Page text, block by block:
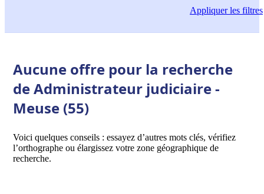
Appliquerles filtres
Aucune offre pour la recherche
de Administrateur judiciaire -
Meuse (55)
Voici quelques conseils : essayez d’autres mots clés, vérifiez
l’orthographe ou élargissez votre zone géographique de
recherche.